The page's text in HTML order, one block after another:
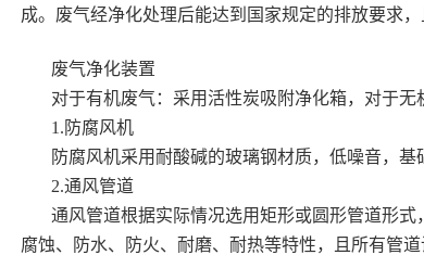
成。废气经净化处理后能达到国家规定的排放要求
废气净化装置
对于有机废气：采用活性炭吸附净化箱，对于无
1.防腐风机
防腐风机采用耐酸碱的玻璃钢材质，低噪音，
2.通风管道
通风管道根据实际情况选用矩形或圆形管道形
腐蚀、防水、防火、耐磨、耐热等特性，且所有管道